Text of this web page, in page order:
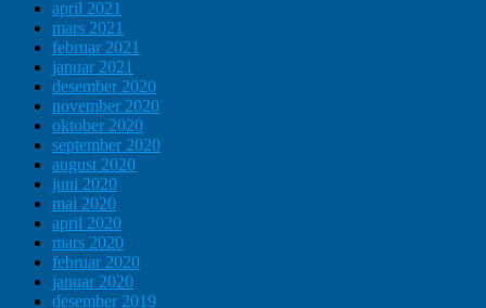
april 2021
mars 2021
februar 2021
januar 2021
desember 2020
november 2020
oktober 2020
september 2020
august 2020
juni 2020
mai 2020
april 2020
mars 2020
februar 2020
januar 2020
desember 2019